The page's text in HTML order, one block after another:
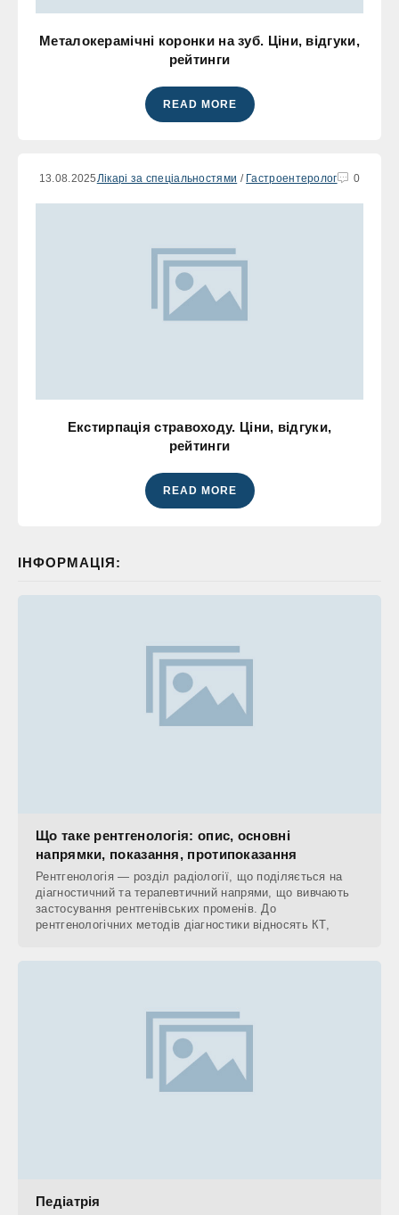
Металокерамічні коронки на зуб. Ціни, відгуки,
рейтинги
READ MORE
13.08.2025 Лікарі за спеціальностями / Гастроентеролог 0
Екстирпація стравоходу. Ціни, відгуки,
рейтинги
READ MORE
ІНФОРМАЦІЯ:
Що таке рентгенологія: опис, основні
напрямки, показання, протипоказання
Рентгенологія — розділ радіології, що поділяється на
діагностичний та терапевтичний напрями, що вивчають
застосування рентгенівських променів. До
рентгенологічних методів діагностики відносять КТ,
Педіатрія